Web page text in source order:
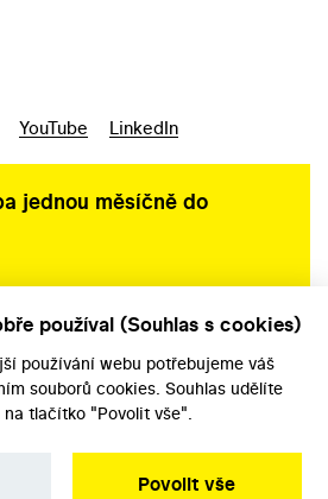
YouTube LinkedIn
jednou měsíčně do
používal (Souhlas s cookies)
používání webu potřebujeme váš
souborů cookies. Souhlas udělíte
na tlačítko "Povolit vše".
Povolit vše